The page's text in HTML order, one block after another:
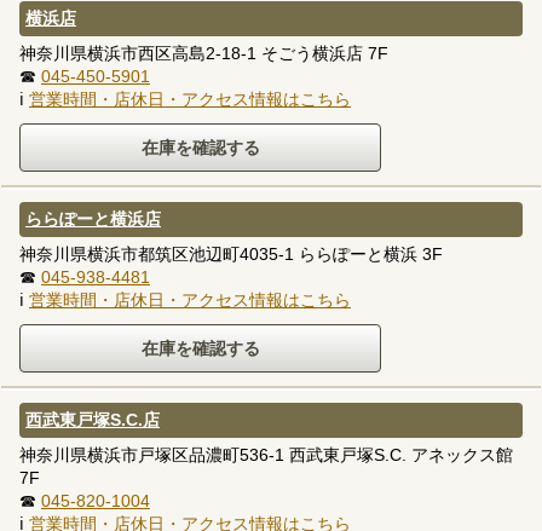
横浜店
神奈川県横浜市西区高島2-18-1 そごう横浜店 7F
☎ 045-450-5901
ℹ 営業時間・店休日・アクセス情報はこちら
ららぽーと横浜店
神奈川県横浜市都筑区池辺町4035-1 ららぽーと横浜 3F
☎ 045-938-4481
ℹ 営業時間・店休日・アクセス情報はこちら
西武東戸塚S.C.店
神奈川県横浜市戸塚区品濃町536-1 西武東戸塚S.C. アネックス館
7F
☎ 045-820-1004
ℹ 営業時間・店休日・アクセス情報はこちら